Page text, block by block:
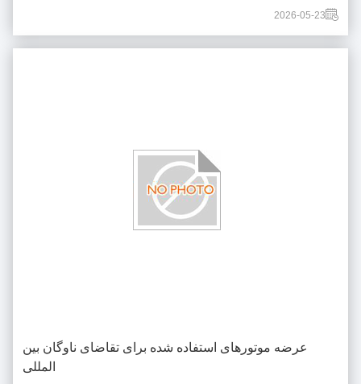
محلی و ترمیم تجهیزات قدیمی هست...
2026-05-23
عرضه موتورهای استفاده شده برای تقاضای ناوگان بین
المللی